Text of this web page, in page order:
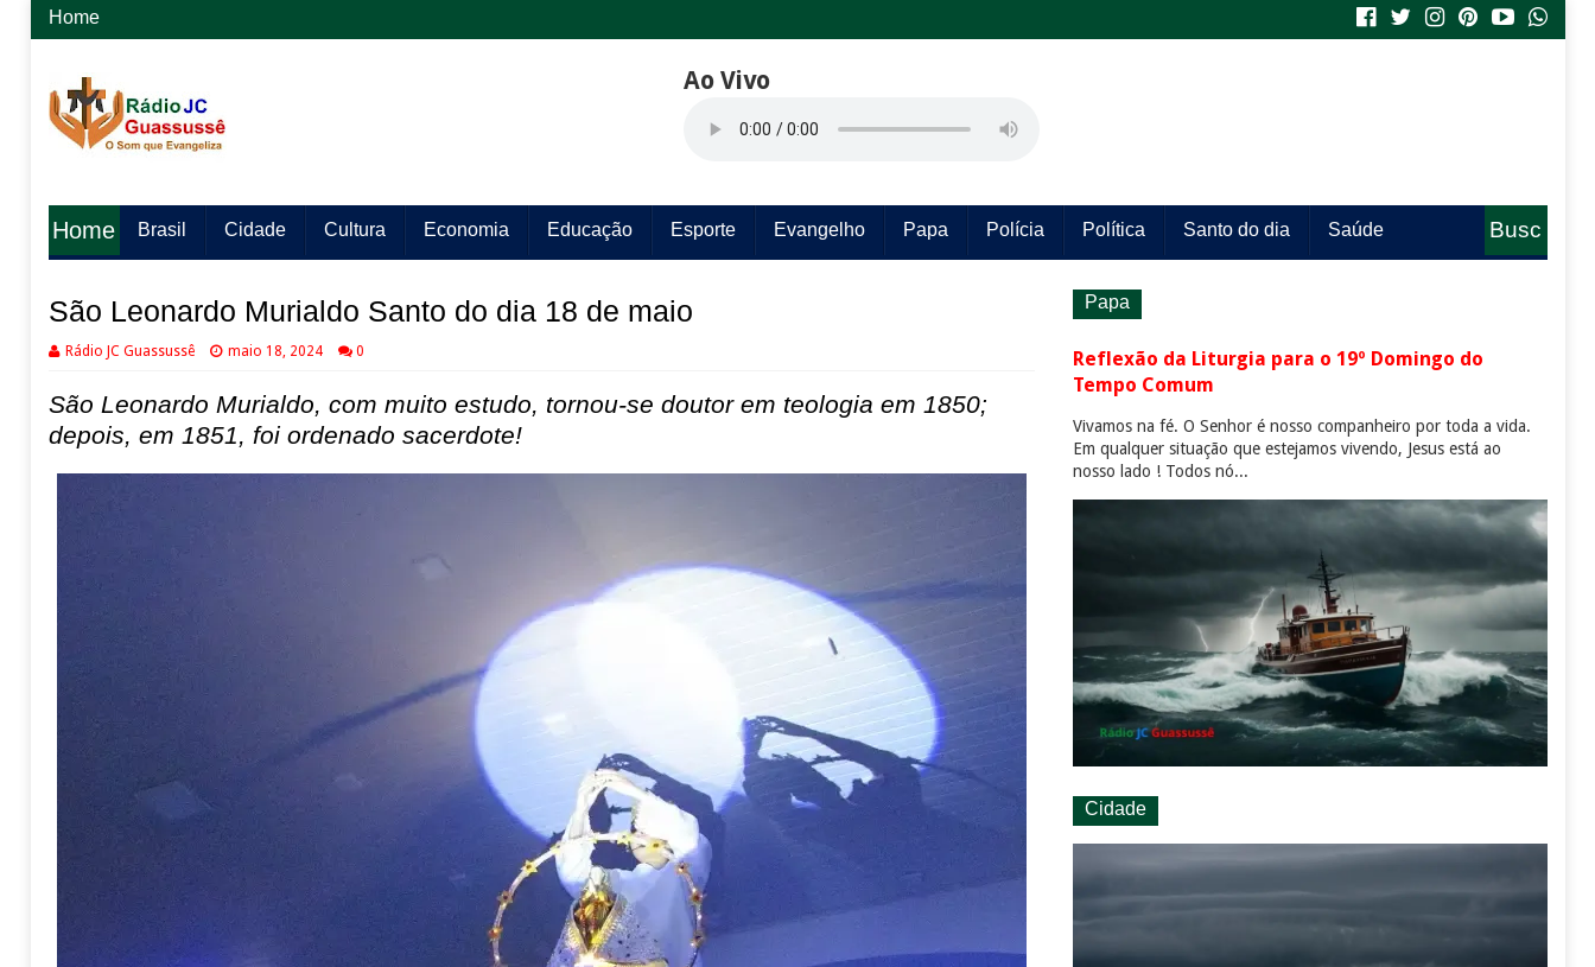
Home
Ao Vivo
Home Brasil Cidade Cultura Economia Educação Esporte Evangelho Papa Polícia Política Santo do dia Saúde
Busc
São Leonardo Murialdo Santo do dia 18 de maio
Rádio JC Guassussê maio 18, 2024 0
São Leonardo Murialdo, com muito estudo, tornou-se doutor em teologia em 1850;
depois, em 1851, foi ordenado sacerdote!
Papa
Reflexão da Liturgia para o 19º Domingo do
Tempo Comum
Vivamos na fé. O Senhor é nosso companheiro por toda a vida.
Em qualquer situação que estejamos vivendo, Jesus está ao
nosso lado ! Todos nó...
Cidade